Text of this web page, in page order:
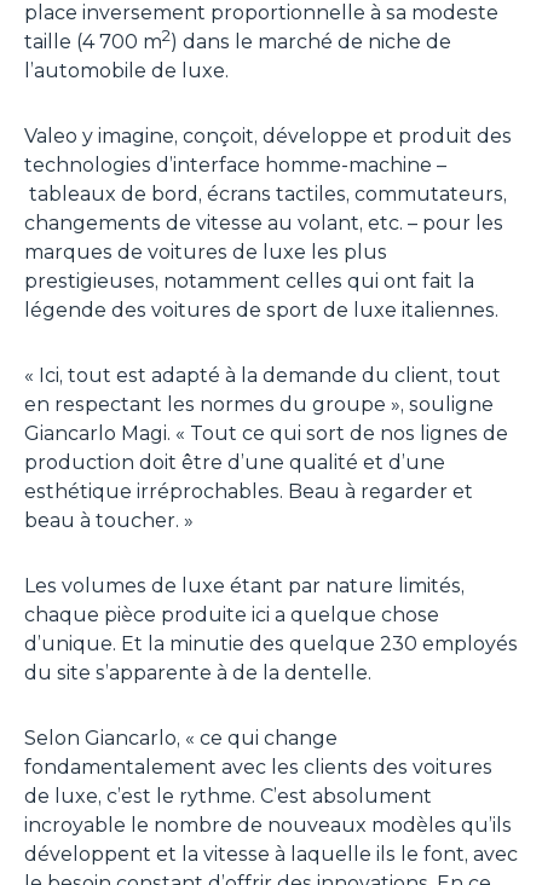
place inversement proportionnelle à sa modeste
taille (4 700 m2) dans le marché de niche de
l’automobile de luxe.
Valeo y imagine, conçoit, développe et produit des
technologies d’interface homme-machine –
tableaux de bord, écrans tactiles, commutateurs,
changements de vitesse au volant, etc. – pour les
marques de voitures de luxe les plus
prestigieuses, notamment celles qui ont fait la
légende des voitures de sport de luxe italiennes.
« Ici, tout est adapté à la demande du client, tout
en respectant les normes du groupe », souligne
Giancarlo Magi. « Tout ce qui sort de nos lignes de
production doit être d’une qualité et d’une
esthétique irréprochables. Beau à regarder et
beau à toucher. »
Les volumes de luxe étant par nature limités,
chaque pièce produite ici a quelque chose
d’unique. Et la minutie des quelque 230 employés
du site s’apparente à de la dentelle.
Selon Giancarlo, « ce qui change
fondamentalement avec les clients des voitures
de luxe, c’est le rythme. C’est absolument
incroyable le nombre de nouveaux modèles qu’ils
développent et la vitesse à laquelle ils le font, avec